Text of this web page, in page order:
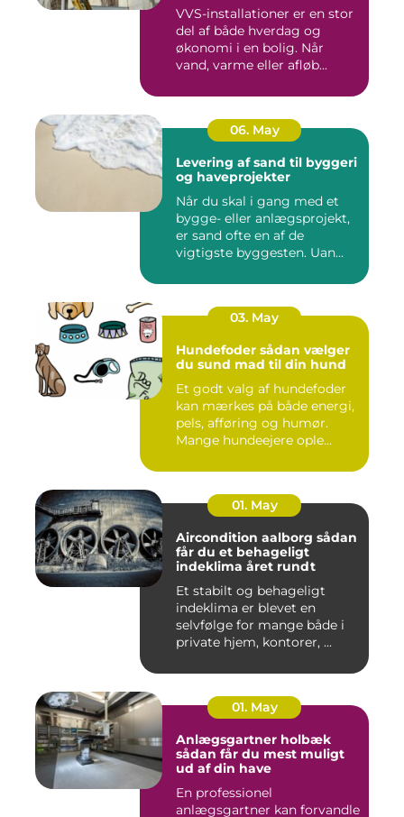
VVS-installationer er en stor
del af både hverdag og
økonomi i en bolig. Når
vand, varme eller afløb...
06. May
Levering af sand til byggeri
og haveprojekter
Når du skal i gang med et
bygge- eller anlægsprojekt,
er sand ofte en af de
vigtigste byggesten. Uan...
03. May
Hundefoder sådan vælger
du sund mad til din hund
Et godt valg af hundefoder
kan mærkes på både energi,
pels, afføring og humør.
Mange hundeejere ople...
01. May
Aircondition aalborg sådan
får du et behageligt
indeklima året rundt
Et stabilt og behageligt
indeklima er blevet en
selvfølge for mange både i
private hjem, kontorer, ...
01. May
Anlægsgartner holbæk
sådan får du mest muligt
ud af din have
En professionel
anlægsgartner kan forvandle